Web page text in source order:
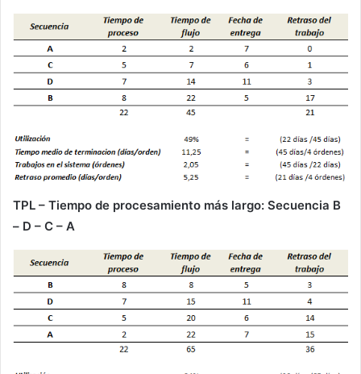
TPL – Tiempo de procesamiento más largo: Secuencia B
– D – C – A